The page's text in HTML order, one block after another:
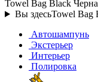
Towel Bag Black
Вы здесьTowel Bag
Автошампунь
Экстерьер
Интерьер
Полировка